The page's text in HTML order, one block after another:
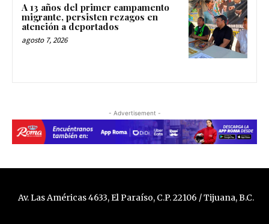
A 13 años del primer campamento
migrante, persisten rezagos en
atención a deportados
agosto 7, 2026
- Advertisement -
Av. Las Américas 4633, El Paraíso, C.P. 22106 / Tijuana, B.C.